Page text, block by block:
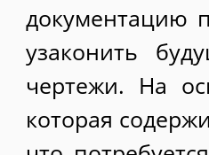
документацию
узаконить
чертежи. На
которая